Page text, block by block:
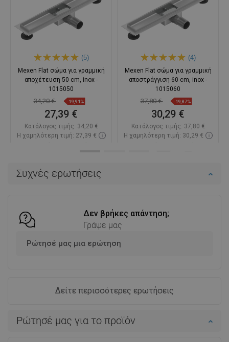
Συχνές ερωτήσεις
Δεν βρήκες απάντηση;
Γράψε μας
Ρώτησέ μας μια ερώτηση
Δείτε περισσότερες ερωτήσεις
Ρώτησέ μας για το προϊόν
(5)
Mexen Flat σώμα για γραμμική
αποχέτευση 50 cm, inox -
1015050
34,20 € -19,91%
27,39 €
Κατάλογος τιμής: 34,20 €
Η χαμηλότερη τιμή: 27,39 €
(4)
Mexen Flat σώμα για γραμμική
αποστράγγιση 60 cm, inox -
1015060
37,80 € -19,87%
30,29 €
Κατάλογος τιμής: 37,80 €
Η χαμηλότερη τιμή: 30,29 €